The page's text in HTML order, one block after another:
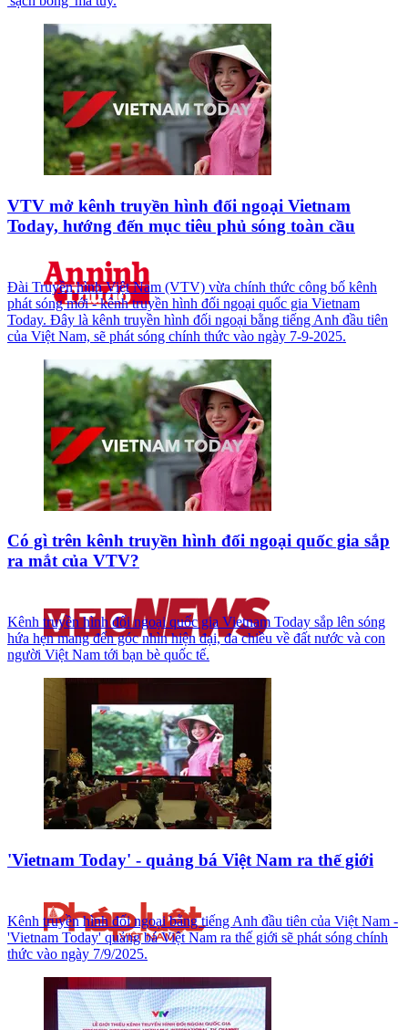
VTV mở kênh truyền hình đối ngoại Vietnam
Today, hướng đến mục tiêu phủ sóng toàn cầu
Đài Truyền hình Việt Nam (VTV) vừa chính thức công bố kênh
phát sóng mới - kênh truyền hình đối ngoại quốc gia Vietnam
Today. Đây là kênh truyền hình đối ngoại bằng tiếng Anh đầu tiên
của Việt Nam, sẽ phát sóng chính thức vào ngày 7-9-2025.
Có gì trên kênh truyền hình đối ngoại quốc gia sắp
ra mắt của VTV?
Kênh truyền hình đối ngoại quốc gia Vietnam Today sắp lên sóng
hứa hẹn mang đến góc nhìn hiện đại, đa chiều về đất nước và con
người Việt Nam tới bạn bè quốc tế.
'Vietnam Today' - quảng bá Việt Nam ra thế giới
Kênh truyền hình đối ngoại bằng tiếng Anh đầu tiên của Việt Nam -
'Vietnam Today' quảng bá Việt Nam ra thế giới sẽ phát sóng chính
thức vào ngày 7/9/2025.